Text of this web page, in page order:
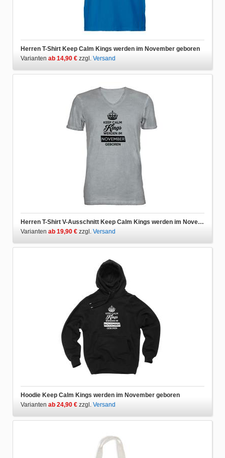
Herren T-Shirt Keep Calm Kings werden im November geboren
Varianten ab 14,90 € zzgl. Versand
Herren T-Shirt V-Ausschnitt Keep Calm Kings werden im November geboren
Varianten ab 19,90 € zzgl. Versand
Hoodie Keep Calm Kings werden im November geboren
Varianten ab 24,90 € zzgl. Versand